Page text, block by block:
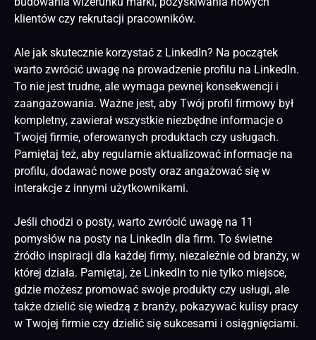
klientów czy rekrutacji pracowników.
Ale jak skutecznie korzystać z LinkedIn? Na początek
warto zwrócić uwagę na prowadzenie profilu na LinkedIn.
To nie jest trudne, ale wymaga pewnej konsekwencji i
zaangażowania. Ważne jest, aby Twój profil firmowy był
kompletny, zawierał wszystkie niezbędne informacje o
Twojej firmie, oferowanych produktach czy usługach.
Pamiętaj też, aby regularnie aktualizować informacje na
profilu, dodawać nowe posty oraz angażować się w
interakcje z innymi użytkownikami.
Jeśli chodzi o posty, warto zwrócić uwagę na 11
pomysłów na posty na LinkedIn dla firm. To świetne
źródło inspiracji dla każdej firmy, niezależnie od branży, w
której działa. Pamiętaj, że LinkedIn to nie tylko miejsce,
gdzie możesz promować swoje produkty czy usługi, ale
także dzielić się wiedzą z branży, pokazywać kulisy pracy
w Twojej firmie czy dzielić się sukcesami i osiągnięciami.